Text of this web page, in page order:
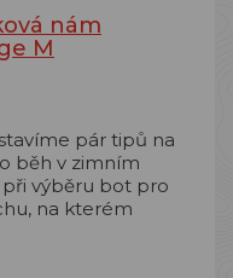
nám
M
pár tipů na
běh v zimním
výběru bot pro
na kterém